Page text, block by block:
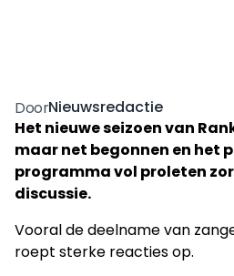
DoorNieuwsredactie
Het nieuwe seizoen van
maar net begonnen en het
programma vol proleten
discussie.
Vooral de deelname van
roept sterke reacties op.